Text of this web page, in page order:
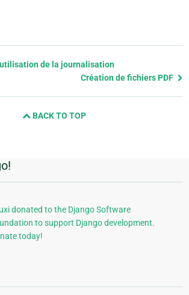
de la journalisation
Création de fichiers PDF
BACK TO TOP
donated to the Django Software
to support Django development.
today!